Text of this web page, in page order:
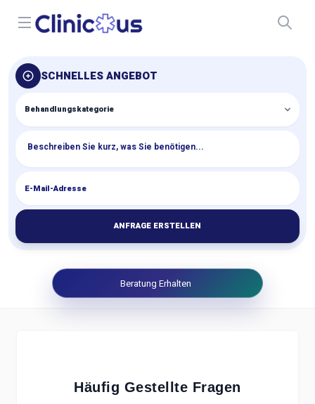
Open menu
SCHNELLES ANGEBOT
ANFRAGE ERSTELLEN
Beratung Erhalten
Häufig Gestellte Fragen